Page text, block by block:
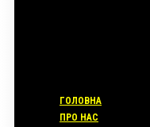
ГОЛОВНА
ПРО НАС